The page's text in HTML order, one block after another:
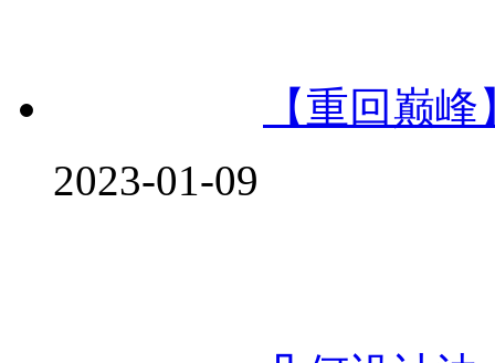
【重回巅
2023-01-09